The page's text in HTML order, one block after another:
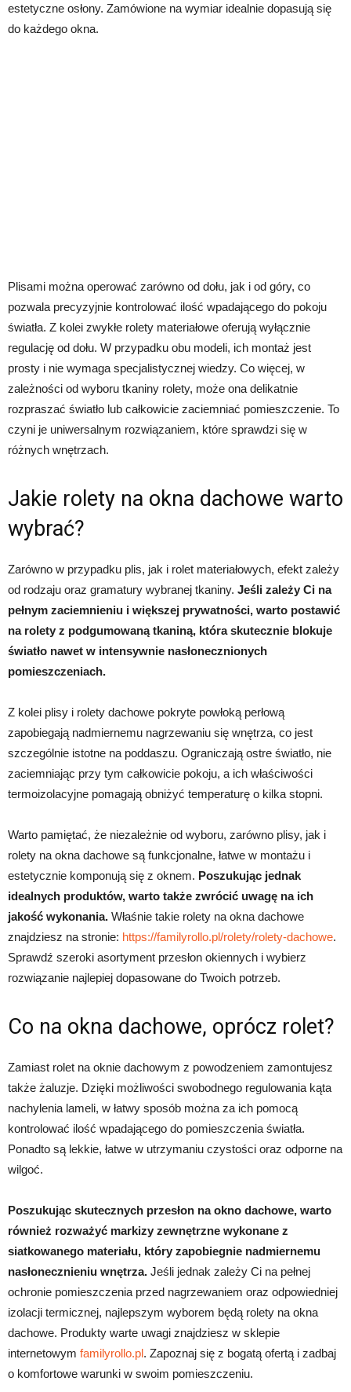
estetyczne osłony. Zamówione na wymiar idealnie dopasują się
do każdego okna.
Plisami można operować zarówno od dołu, jak i od góry, co
pozwala precyzyjnie kontrolować ilość wpadającego do pokoju
światła. Z kolei zwykłe rolety materiałowe oferują wyłącznie
regulację od dołu. W przypadku obu modeli, ich montaż jest
prosty i nie wymaga specjalistycznej wiedzy. Co więcej, w
zależności od wyboru tkaniny rolety, może ona delikatnie
rozpraszać światło lub całkowicie zaciemniać pomieszczenie. To
czyni je uniwersalnym rozwiązaniem, które sprawdzi się w
różnych wnętrzach.
Jakie rolety na okna dachowe warto
wybrać?
Zarówno w przypadku plis, jak i rolet materiałowych, efekt zależy
od rodzaju oraz gramatury wybranej tkaniny. Jeśli zależy Ci na
pełnym zaciemnieniu i większej prywatności, warto postawić
na rolety z podgumowaną tkaniną, która skutecznie blokuje
światło nawet w intensywnie nasłonecznionych
pomieszczeniach.
Z kolei plisy i rolety dachowe pokryte powłoką perłową
zapobiegają nadmiernemu nagrzewaniu się wnętrza, co jest
szczególnie istotne na poddaszu. Ograniczają ostre światło, nie
zaciemniając przy tym całkowicie pokoju, a ich właściwości
termoizolacyjne pomagają obniżyć temperaturę o kilka stopni.
Warto pamiętać, że niezależnie od wyboru, zarówno plisy, jak i
rolety na okna dachowe są funkcjonalne, łatwe w montażu i
estetycznie komponują się z oknem. Poszukując jednak
idealnych produktów, warto także zwrócić uwagę na ich
jakość wykonania. Właśnie takie rolety na okna dachowe
znajdziesz na stronie: https://familyrollo.pl/rolety/rolety-dachowe.
Sprawdź szeroki asortyment przesłon okiennych i wybierz
rozwiązanie najlepiej dopasowane do Twoich potrzeb.
Co na okna dachowe, oprócz rolet?
Zamiast rolet na oknie dachowym z powodzeniem zamontujesz
także żaluzje. Dzięki możliwości swobodnego regulowania kąta
nachylenia lameli, w łatwy sposób można za ich pomocą
kontrolować ilość wpadającego do pomieszczenia światła.
Ponadto są lekkie, łatwe w utrzymaniu czystości oraz odporne na
wilgoć.
Poszukując skutecznych przesłon na okno dachowe, warto
również rozważyć markizy zewnętrzne wykonane z
siatkowanego materiału, który zapobiegnie nadmiernemu
nasłonecznieniu wnętrza. Jeśli jednak zależy Ci na pełnej
ochronie pomieszczenia przed nagrzewaniem oraz odpowiedniej
izolacji termicznej, najlepszym wyborem będą rolety na okna
dachowe. Produkty warte uwagi znajdziesz w sklepie
internetowym familyrollo.pl. Zapoznaj się z bogatą ofertą i zadbaj
o komfortowe warunki w swoim pomieszczeniu.